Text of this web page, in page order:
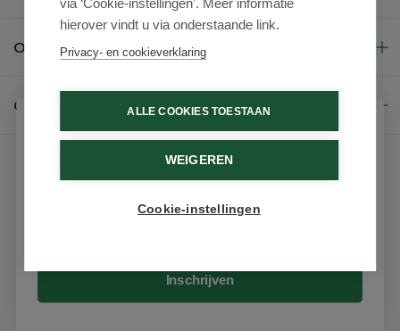
Over ons
Contact
via ‘Cookie-instellingen’. Meer informatie
hierover vindt u via onderstaande link.
Privacy- en cookieverklaring
ALLE COOKIES TOESTAAN
WEIGEREN
Cookie-instellingen
Schrijf je in voor onze nieuwsbrief
Ontvang als eerste de beste aanbiedingen en persoonlijk
advies
Inschrijven